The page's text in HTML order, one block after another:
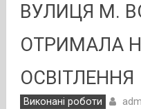
ВУЛИЦЯ М.
ОТРИМАЛА
ОСВІТЛЕННЯ
Виконані роботи